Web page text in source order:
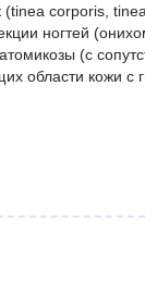
corporis,
ногтей
(с
области кожи с